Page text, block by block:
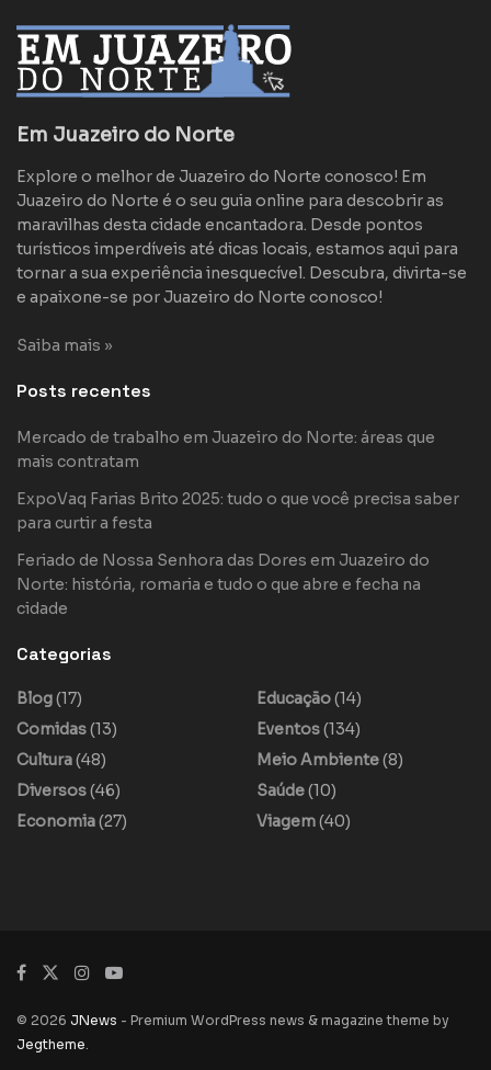
Em Juazeiro do Norte
Explore o melhor de Juazeiro do Norte conosco! Em
Juazeiro do Norte é o seu guia online para descobrir as
maravilhas desta cidade encantadora. Desde pontos
turísticos imperdíveis até dicas locais, estamos aqui para
tornar a sua experiência inesquecível. Descubra, divirta-se
e apaixone-se por Juazeiro do Norte conosco!
Saiba mais »
Posts recentes
Mercado de trabalho em Juazeiro do Norte: áreas que
mais contratam
ExpoVaq Farias Brito 2025: tudo o que você precisa saber
para curtir a festa
Feriado de Nossa Senhora das Dores em Juazeiro do
Norte: história, romaria e tudo o que abre e fecha na
cidade
Categorias
Blog(17)
Comidas(13)
Cultura(48)
Diversos(46)
Economia(27)
Educação(14)
Eventos(134)
Meio Ambiente(8)
Saúde(10)
Viagem(40)
© 2026 JNews - Premium WordPress news & magazine theme by
Jegtheme.